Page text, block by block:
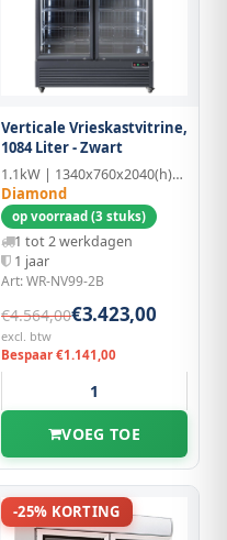
Verticale Vrieskastvitrine,
1084 Liter - Zwart
1.1kW | 1340x760x2040(h)mm
Diamond
op voorraad (3 stuks)
1 tot 2 werkdagen
1 jaar
Art: WR-NV99-2B
€4.564,00€3.423,00
excl. btw
Bespaar €1.141,00
VOEG TOE
-25% KORTING